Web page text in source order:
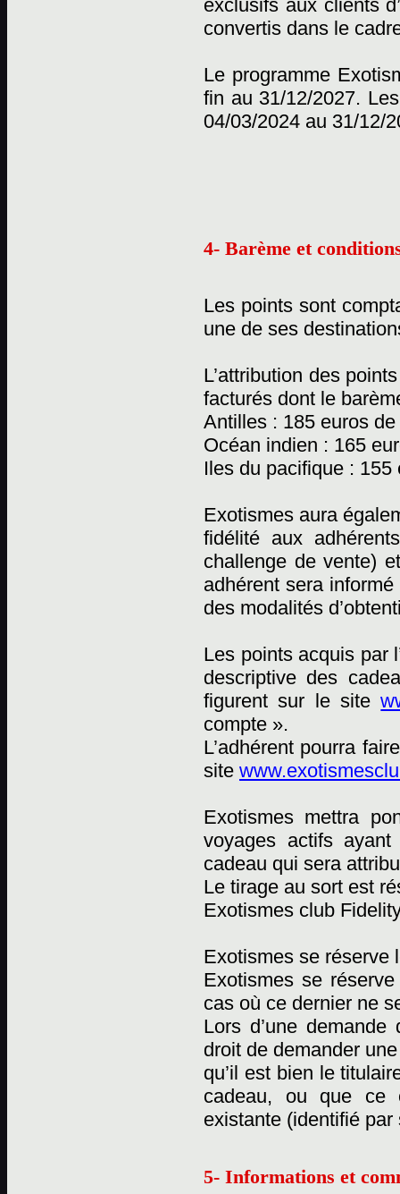
exclusifs aux clients
convertis dans le
Le programme
fin au 31/12/2027.
04/03/2024 au 31/12/
4- Barème et
Les points sont
une de ses
L’attribution des
facturés dont le
Antilles : 185 euros
Océan indien : 165
Iles du pacifique :
Exotismes aura
fidélité aux
challenge de vente)
adhérent sera
des modalités
Les points acquis par
descriptive des
figurent sur le site
compte ».
L’adhérent pourra
site
Exotismes mettra
voyages actifs
cadeau qui sera
Le tirage au sort est
Exotismes club
Exotismes se réserve
Exotismes se
cas où ce dernier ne
Lors d’une
droit de demander
qu’il est bien le
cadeau, ou que ce
existante (identifié
5- Informations et